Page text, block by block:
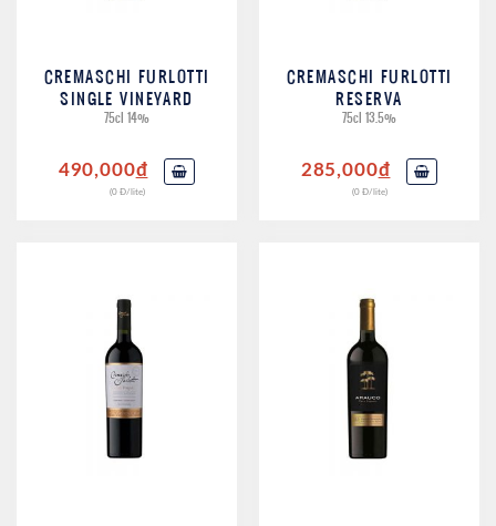
CREMASCHI FURLOTTI
SINGLE VINEYARD
75cl 14%
490,000đ
(0 Đ/lite)
CREMASCHI FURLOTTI
RESERVA
75cl 13.5%
285,000đ
(0 Đ/lite)